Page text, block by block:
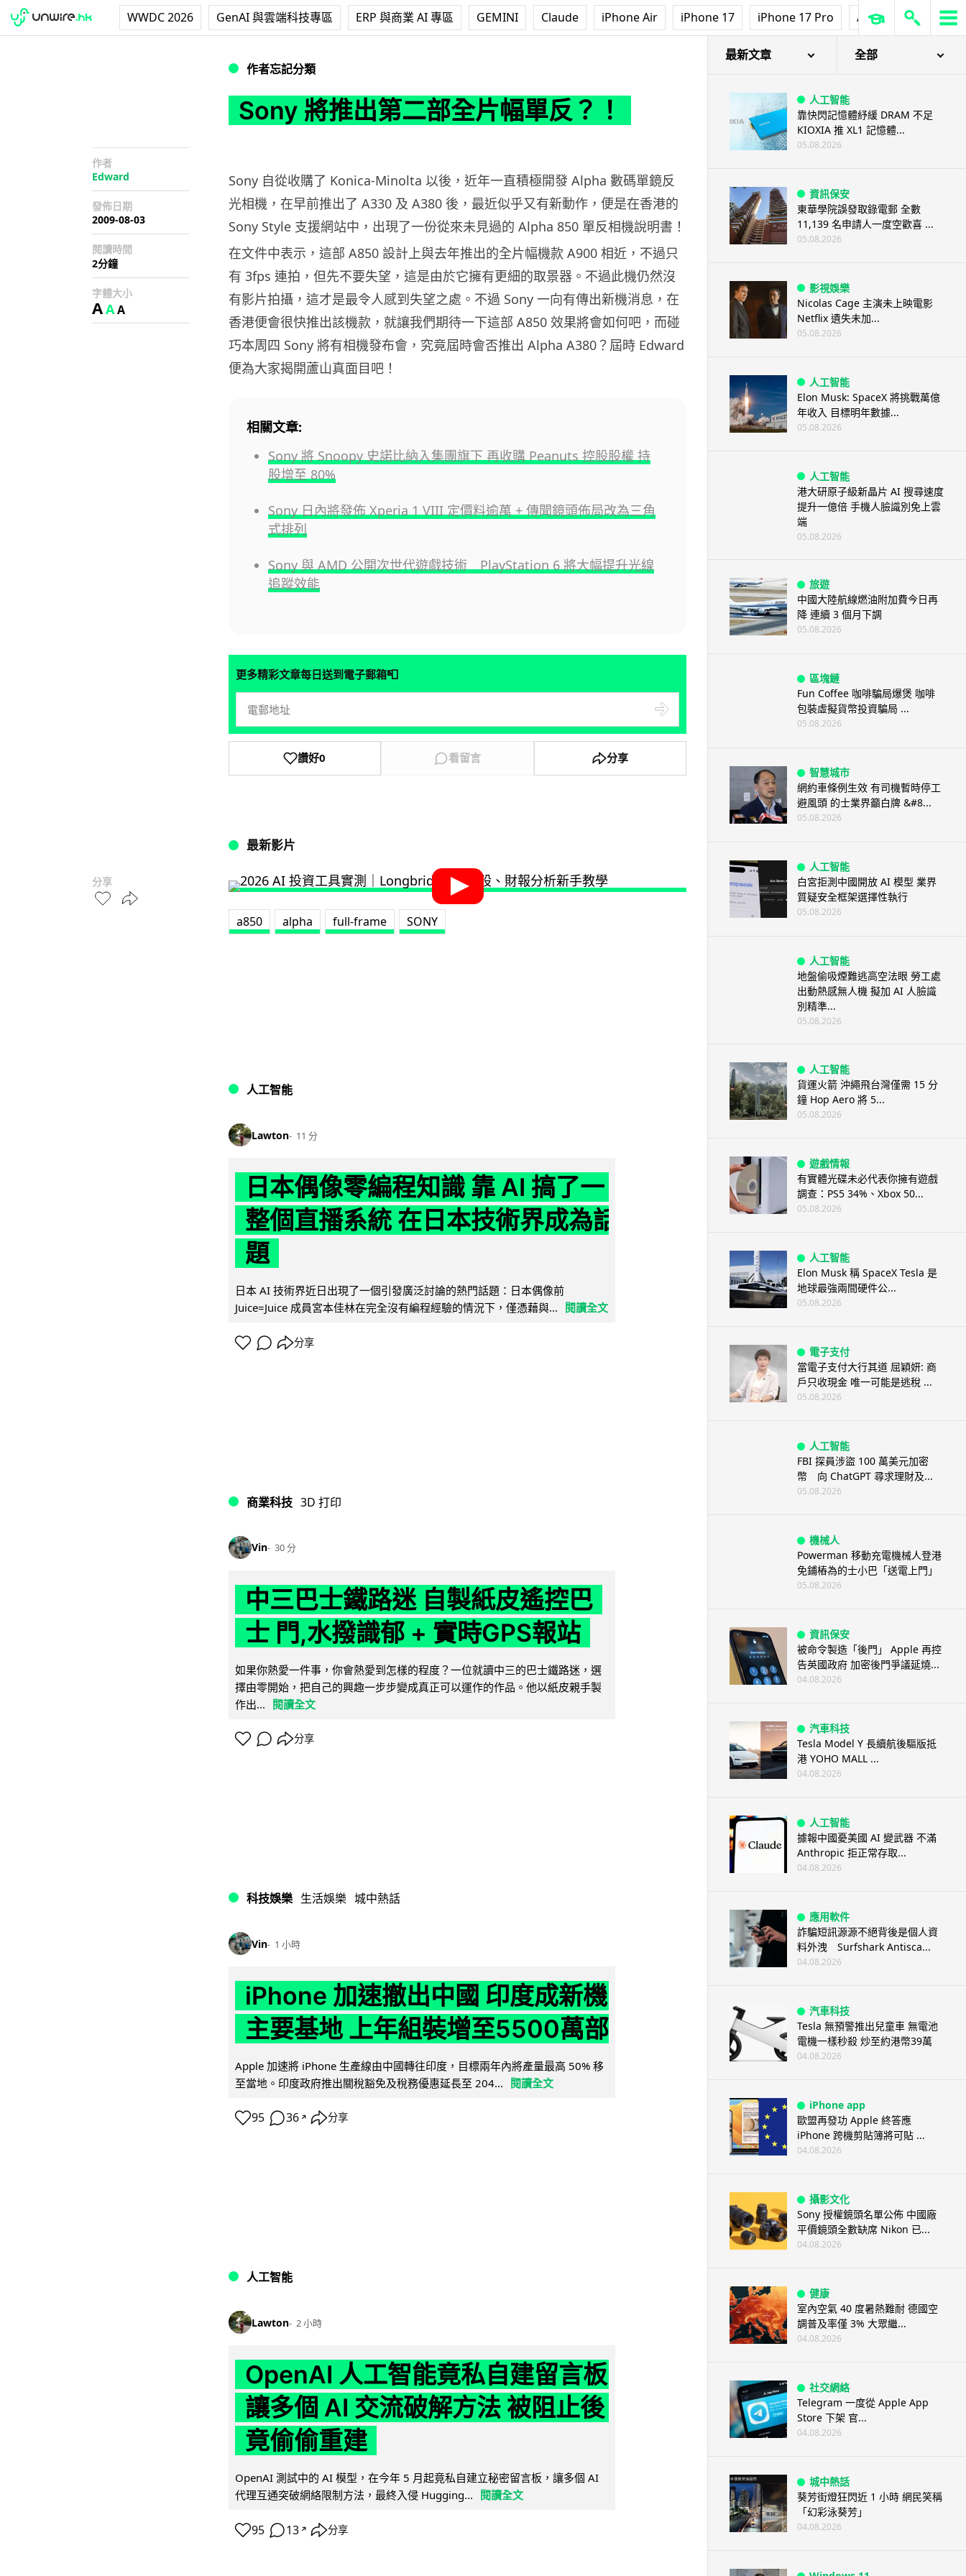
WWDC 2026 GenAI 與雲端科技專區 ERP 與商業 AI 專區 GEMINI Claude iPhone Air iPhone 17 iPhone 17 Pro AirPods Pro 3
作者忘記分類
Sony 將推出第二部全片幅單反？！
作者
Edward
發佈日期
2009-08-03
閱讀時間
2分鐘
字體大小
AAA
分享
Sony 自從收購了 Konica-Minolta 以後，近年一直積極開發 Alpha 數碼單鏡反
光相機，在早前推出了 A330 及 A380 後，最近似乎又有新動作，便是在香港的
Sony Style 支援網站中，出現了一份從來未見過的 Alpha 850 單反相機說明書！
在文件中表示，這部 A850 設計上與去年推出的全片幅機款 A900 相近，不過只
有 3fps 連拍，但先不要失望，這是由於它擁有更細的取景器。不過此機仍然沒
有影片拍攝，這才是最令人感到失望之處。不過 Sony 一向有傳出新機消息，在
香港便會很快推出該機款，就讓我們期待一下這部 A850 效果將會如何吧，而碰
巧本周四 Sony 將有相機發布會，究竟屆時會否推出 Alpha A380？屆時 Edward
便為大家揭開蘆山真面目吧！
相關文章:
Sony 將 Snoopy 史諾比納入集團旗下 再收購 Peanuts 控股股權 持
股增至 80%
Sony 日內將發佈 Xperia 1 VIII 定價料逾萬 + 傳聞鏡頭佈局改為三角
式排列
Sony 與 AMD 公開次世代遊戲技術 PlayStation 6 將大幅提升光線
追蹤效能
更多精彩文章每日送到電子郵箱📮
讚好0 看留言 分享
最新影片
a850 alpha full-frame SONY
人工智能
Lawton 11 分
日本偶像零編程知識 靠 AI 搞了一
整個直播系統 在日本技術界成為話
題
日本 AI 技術界近日出現了一個引發廣泛討論的熱門話題：日本偶像前
Juice=Juice 成員宮本佳林在完全沒有編程經驗的情況下，僅憑藉與...
閱讀全文
分享
商業科技 3D 打印
Vin 30 分
中三巴士鐵路迷 自製紙皮遙控巴
士 門,水撥識郁 + 實時GPS報站
如果你熱愛一件事，你會熱愛到怎樣的程度？一位就讀中三的巴士鐵路迷，選
擇由零開始，把自己的興趣一步步變成真正可以運作的作品。他以紙皮親手製
作出... 閱讀全文
分享
科技娛樂 生活娛樂 城中熱話
Vin 1 小時
iPhone 加速撤出中國 印度成新機
主要基地 上年組裝增至5500萬部
Apple 加速將 iPhone 生產線由中國轉往印度，目標兩年內將產量最高 50% 移
至當地。印度政府推出關稅豁免及稅務優惠延長至 204...
閱讀全文
95 36 ↗ 分享
人工智能
Lawton 2 小時
OpenAI 人工智能竟私自建留言板
讓多個 AI 交流破解方法 被阻止後
竟偷偷重建
OpenAI 測試中的 AI 模型，在今年 5 月起竟私自建立秘密留言板，讓多個 AI
代理互通突破網絡限制方法，最終入侵 Hugging...
閱讀全文
95 13 ↗ 分享
最新文章 全部
人工智能
靠快閃記憶體紓緩 DRAM 不足
KIOXIA 推 XL1 記憶體...
05.08.2026
資訊保安
東華學院誤發取錄電郵 全數
11,139 名申請人一度空歡喜 ...
05.08.2026
影視娛樂
Nicolas Cage 主演未上映電影
Netflix 遺失未加...
05.08.2026
人工智能
Elon Musk: SpaceX 將挑戰萬億
年收入 目標明年數據...
05.08.2026
人工智能
港大研原子級新晶片 AI 搜尋速度
提升一億倍 手機人臉識別免上雲
端
05.08.2026
旅遊
中國大陸航線燃油附加費今日再
降 連續 3 個月下調
05.08.2026
區塊鏈
Fun Coffee 咖啡騙局爆煲 咖啡
包裝虛擬貨幣投資騙局 ...
05.08.2026
智慧城市
網約車條例生效 有司機暫時停工
避風頭 的士業界籲白牌 &#8...
05.08.2026
人工智能
白宮拒測中國開放 AI 模型 業界
質疑安全框架選擇性執行
05.08.2026
人工智能
地盤偷吸煙難逃高空法眼 勞工處
出動熱感無人機 擬加 AI 人臉識
別精準...
05.08.2026
人工智能
貨運火箭 沖繩飛台灣僅需 15 分
鐘 Hop Aero 將 5...
05.08.2026
遊戲情報
有實體光碟未必代表你擁有遊戲
調查：PS5 34%、Xbox 50...
05.08.2026
人工智能
Elon Musk 稱 SpaceX Tesla 是
地球最強兩間硬件公...
05.08.2026
電子支付
當電子支付大行其道 屈穎妍: 商
戶只收現金 唯一可能是逃稅 ...
05.08.2026
人工智能
FBI 探員涉盜 100 萬美元加密
幣 向 ChatGPT 尋求理財及...
05.08.2026
機械人
Powerman 移動充電機械人登港
免鋪樁為的士小巴「送電上門」
05.08.2026
資訊保安
被命令製造「後門」 Apple 再控
告英國政府 加密後門爭議延燒...
04.08.2026
汽車科技
Tesla Model Y 長續航後驅版抵
港 YOHO MALL ...
04.08.2026
人工智能
據報中國憂美國 AI 變武器 不滿
Anthropic 拒正常存取...
04.08.2026
應用軟件
詐騙短訊源源不絕背後是個人資
料外洩 Surfshark Antisca...
04.08.2026
汽車科技
Tesla 無預警推出兒童車 無電池
電機一樣秒殺 炒至約港幣39萬
04.08.2026
iPhone app
歐盟再發功 Apple 終答應
iPhone 跨機剪貼簿將可貼 ...
04.08.2026
攝影文化
Sony 授權鏡頭名單公佈 中國廠
平價鏡頭全數缺席 Nikon 已...
04.08.2026
健康
室內空氣 40 度暑熱難耐 德國空
調普及率僅 3% 大眾繼...
04.08.2026
社交網絡
Telegram 一度從 Apple App
Store 下架 官...
04.08.2026
城中熱話
葵芳街燈狂閃近 1 小時 網民笑稱
「幻彩泳葵芳」
04.08.2026